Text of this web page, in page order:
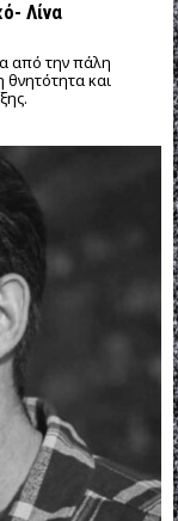
Λίνα
από την πάλη
θνητότητα και